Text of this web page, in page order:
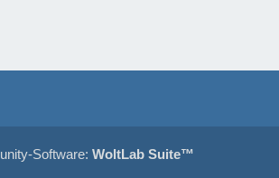
Software: WoltLab Suite™